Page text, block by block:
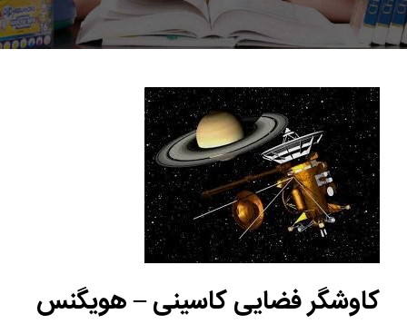
کاوشگر فضایی کاسینی – هویگنس